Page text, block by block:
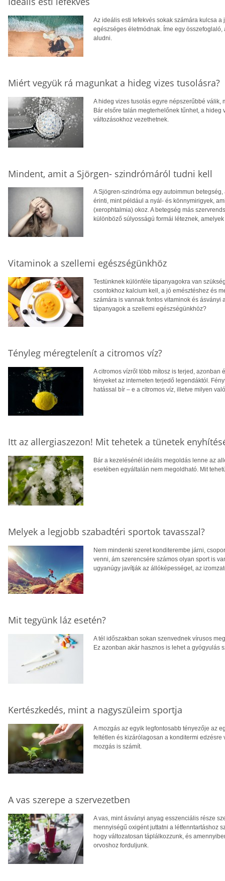
Az ideális esti lefekvés sokak számára kulcsa
egészséges életmódnak. Íme egy
aludni.
Miért vegyük rá magunkat a hideg vizes tusolásra?
A hideg vizes tusolás egyre népszerűbbé
Bár elsőre talán megterhelőnek tűnhet, a
változásokhoz vezethetnek.
Mindent, amit a Sjörgen- szindrómáról tudni kell
A Sjögren-szindróma egy autoimmun
érinti, mint például a nyál- és könnymirigyek,
(xerophtalmia) okoz. A betegség más
különböző súlyosságú formái léteznek,
Vitaminok a szellemi egészségünkhöz
Testünknek különféle tápanyagokra van
csontokhoz kalcium kell, a jó emésztéshez és
számára is vannak fontos vitaminok és
tápanyagok a szellemi egészségünkhöz?
Tényleg méregtelenít a citromos víz?
A citromos vízről több mítosz is terjed,
tényeket az interneten terjedő legendáktól.
hatással bír – e a citromos víz, illetve milyen
Itt az allergiaszezon! Mit tehetek a tünetek
Bár a kezelésénél ideális megoldás lenne az
esetében egyáltalán nem megoldható. Mit
Melyek a legjobb szabadtéri sportok tavasszal?
Nem mindenki szeret konditerembe járni,
venni, ám szerencsére számos olyan sport is
ugyanúgy javítják az állóképességet, az
Mit tegyünk láz esetén?
A tél időszakban sokan szenvednek vírusos
Ez azonban akár hasznos is lehet a gyógyulás
Kertészkedés, mint a nagyszüleim sportja
A mozgás az egyik legfontosabb tényezője az
feltétlen és kizárólagosan a konditermi
mozgás is számít.
A vas szerepe a szervezetben
A vas, mint ásványi anyag esszenciális része
mennyiségű oxigént juttatni a létfenntartáshoz
hogy változatosan táplálkozzunk, és
orvoshoz forduljunk.